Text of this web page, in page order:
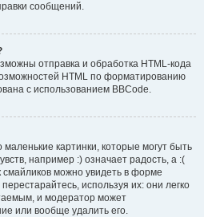
сообщений.
отправка и обработка HTML-кода
HTML по форматированию
с использованием BBCode.
картинки, которые могут быть
например :) означает радость, а :(
смайликов можно увидеть в форме
используя их: они легко
и модератор может
или вообще удалить его.